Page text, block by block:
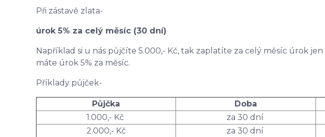
Při zástavě zlata-
úrok 5% za celý měsíc (30 dní)
Například si u nás půjčíte 5.000,- Kč, tak zaplatíte za celý měsíc úrok
máte úrok 5% za měsíc.
Příklady půjček-
Půjčka Doba
1.000,- Kč
za 30 dní
2.000,- Kč
za 30 dní